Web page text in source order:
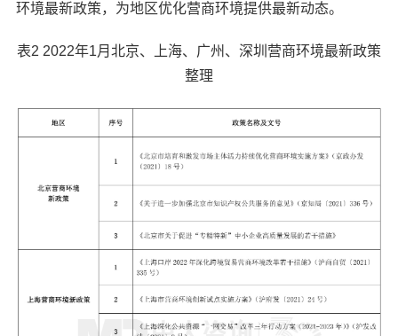
环境最新政策，为地区优化营商环境提供最新动态。
表2 2022年1月北京、上海、广州、深圳营商环境最新政策
整理